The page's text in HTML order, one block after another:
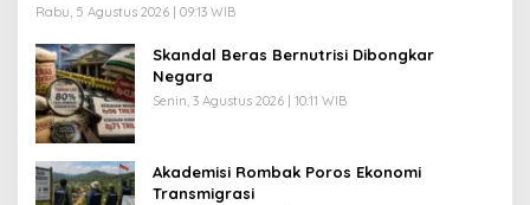
Rabu, 5 Agustus 2026 | 09:13 WIB
Skandal Beras Bernutrisi Dibongkar
Negara
Senin, 3 Agustus 2026 | 10:11 WIB
Akademisi Rombak Poros Ekonomi
Transmigrasi